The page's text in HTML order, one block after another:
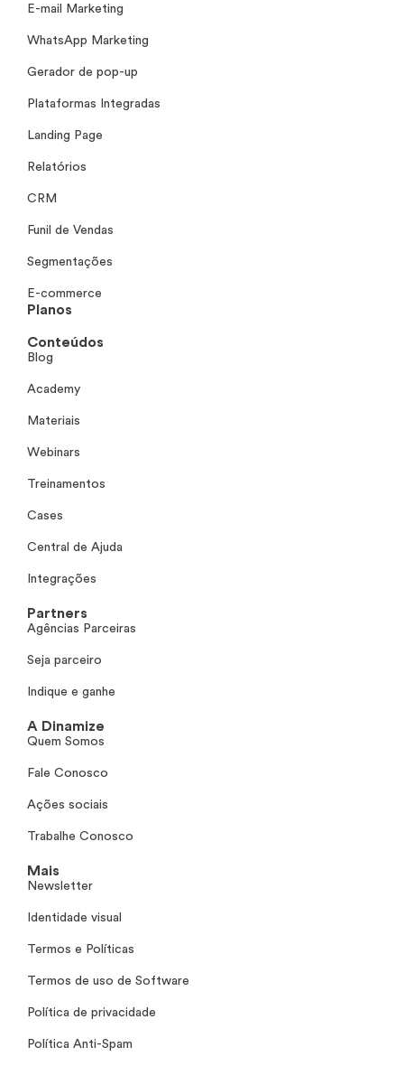
E-mail Marketing
WhatsApp Marketing
Gerador de pop-up
Plataformas Integradas
Landing Page
Relatórios
CRM
Funil de Vendas
Segmentações
E-commerce
Planos
Conteúdos
Blog
Academy
Materiais
Webinars
Treinamentos
Cases
Central de Ajuda
Integrações
Partners
Agências Parceiras
Seja parceiro
Indique e ganhe
A Dinamize
Quem Somos
Fale Conosco
Ações sociais
Trabalhe Conosco
Mais
Newsletter
Identidade visual
Termos e Políticas
Termos de uso de Software
Política de privacidade
Política Anti-Spam